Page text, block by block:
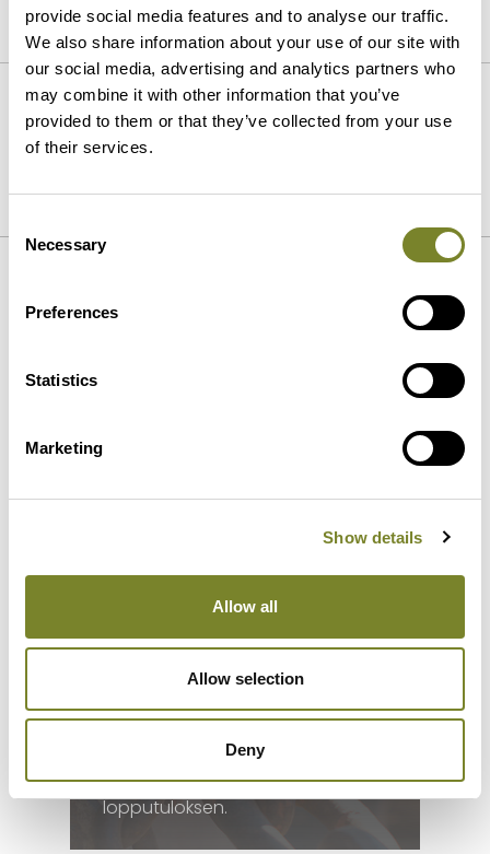
provide social media features and to analyse our traffic.
We also share information about your use of our site with
our social media, advertising and analytics partners who
may combine it with other information that you’ve
provided to them or that they’ve collected from your use
of their services.
Selection
Necessary
Preferences
Statistics
Marketing
Show details
Allow all
Allow selection
Deny
EDELLINEN
Tallqvist Infra suorittaa
maatyöt Hickarö-
kahvilamaailmaan
SEURAAVA
Tallqvist rakentaa kestävälle
Luotettava
Asiakaslähtöinen sekä
ennenkaikkea ihmisläheinen ja
käytännöllinen johtaminen
yhdessä toimivan
laatujärjestelmän kanssa takaa
ajan hampaat kestävän
lopputuloksen.